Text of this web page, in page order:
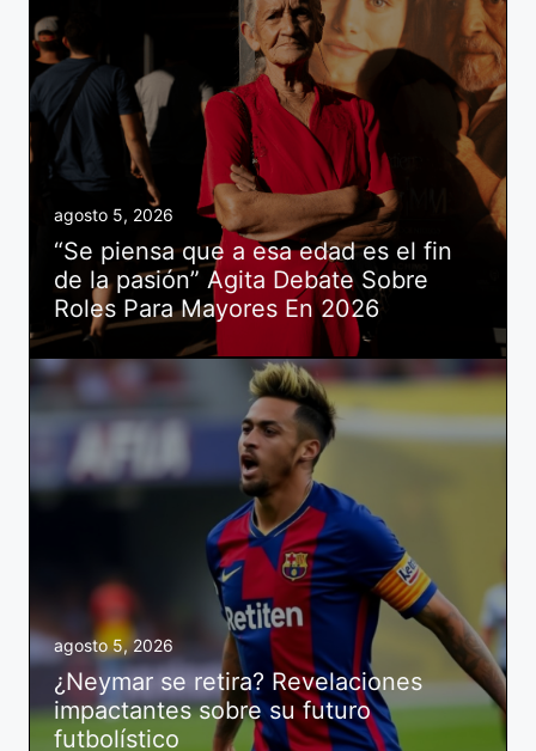
agosto 5, 2026
“Se piensa que a esa edad es el fin
de la pasión” Agita Debate Sobre
Roles Para Mayores En 2026
agosto 5, 2026
¿Neymar se retira? Revelaciones
impactantes sobre su futuro
futbolístico